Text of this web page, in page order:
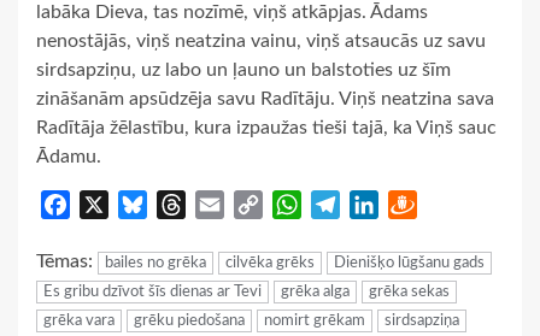
labāka Dieva, tas nozīmē, viņš atkāpjas. Ādams
nenostājās, viņš neatzina vainu, viņš atsaucās uz savu
sirdsapziņu, uz labo un ļauno un balstoties uz šīm
zināšanām apsūdzēja savu Radītāju. Viņš neatzina sava
Radītāja žēlastību, kura izpaužas tieši tajā, ka Viņš sauc
Ādamu.
Facebook BlueskyThreads
Email
Copy
WhatsApp
TelegramLinkedIn
Tēmas: bailes no grēka cilvēka grēks
Dienišķo lūgšanu gads
Es gribu dzīvot šīs dienas ar Tevi
grēka alga
grēka sekas
grēka vara
grēku piedošana nomirt grēkam
sirdsapziņa